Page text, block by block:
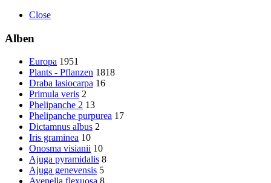
Close
Alben
Europa 1951
Plants - Pflanzen 1818
Draba lasiocarpa 16
Primula veris 2
Phelipanche 2 13
Phelipanche purpurea 17
Dictamnus albus 2
Iris graminea 10
Onosma visianii 10
Ajuga pyramidalis 8
Ajuga genevensis 5